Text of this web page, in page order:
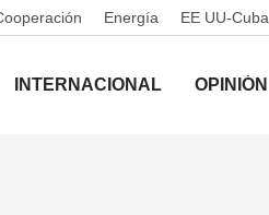
Energía EE UU-Cuba
INTERNACIONAL OPINIÓN